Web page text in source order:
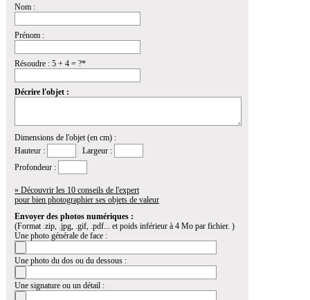
Nom :
Prénom :
Résoudre : 5 + 4 = ?*
Décrire l'objet :
Dimensions de l'objet (en cm) :
Hauteur :
Largeur :
Profondeur :
» Découvrir les 10 conseils de l'expert
pour bien photographier ses objets de valeur
Envoyer des photos numériques :
(Format .zip, .jpg, .gif, .pdf... et poids inférieur à 4 Mo par fichier. )
Une photo générale de face :
Une photo du dos ou du dessous :
Une signature ou un détail :